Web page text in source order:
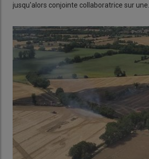
jusqu'alors conjointe collaboratrice sur une…